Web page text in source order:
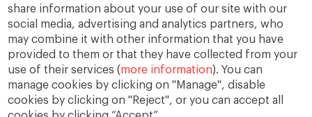
share information about your use of our site with our
social media, advertising and analytics partners, who
may combine it with other information that you have
provided to them or that they have collected from your
use of their services (more information). You can
manage cookies by clicking on "Manage", disable
cookies by clicking on "Reject", or you can accept all
Enlaces
Cátedra de Empresa Familiar
IESE Insight
Videoteca de Empresa Familiar